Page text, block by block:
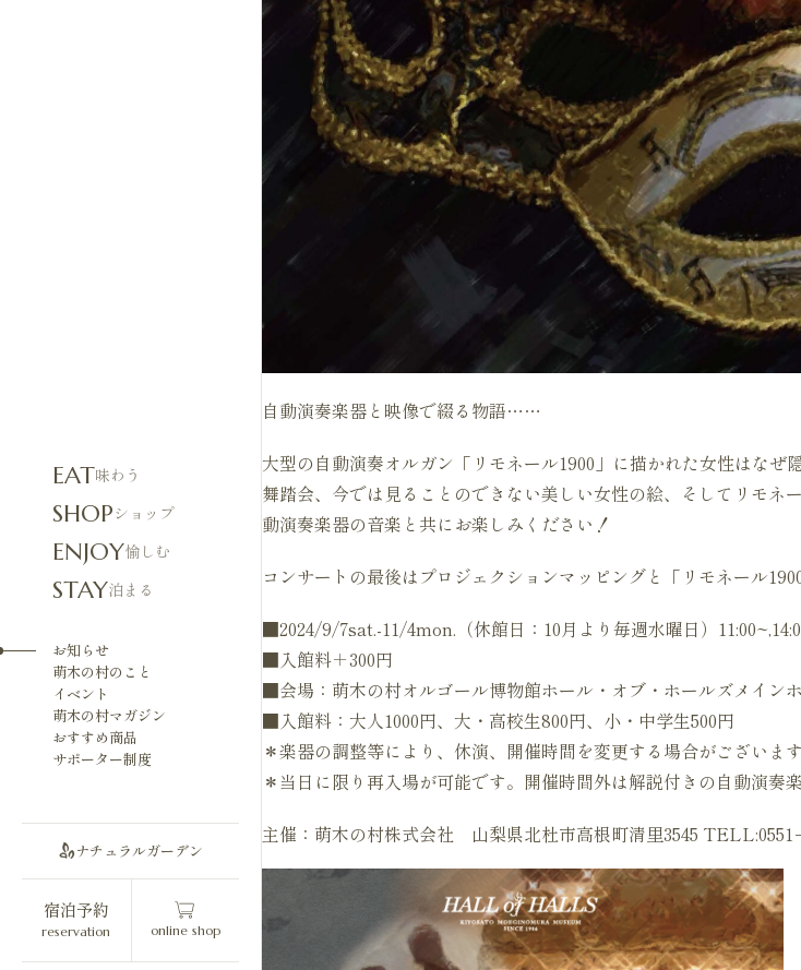
EAT味わう
SHOPショップ
ENJOY愉しむ
STAY泊まる
お知らせ
萌木の村のこと
イベント
萌木の村マガジン
おすすめ商品
サポーター制度
ナチュラルガーデン
宿泊予約
reservation online shop
自動演奏楽器と映像で綴る物語……
大型の自動演奏オルガン「リモネール1900」に描かれた女性はな
舞踏会、今では見ることのできない美しい女性の絵、そしてリモネ
動演奏楽器の音楽と共にお楽しみください！
コンサートの最後はプロジェクションマッピングと「リモネール
■2024/9/7sat.-11/4mon.（休館日：10月より毎週水曜日）
■入館料＋300円
■会場：萌木の村オルゴール博物館ホール・オブ・ホールズメイン
■入館料：大人1000円、大・高校生800円、小・中学生500円
＊楽器の調整等により、休演、開催時間を変更する場合がございま
＊当日に限り再入場が可能です。開催時間外は解説付きの自動演奏
主催：萌木の村株式会社 山梨県北杜市高根町清里3545